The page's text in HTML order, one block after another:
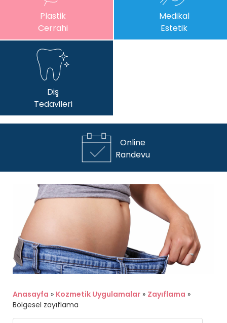
Plastik
Cerrahi
Medikal
Estetik
Diş
Tedavileri
Online
Randevu
Anasayfa » Kozmetik Uygulamalar » Zayıflama »
Bölgesel zayıflama